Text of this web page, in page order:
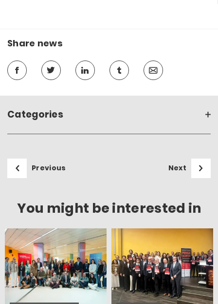
Share news
Categories
Previous Next
You might be interested in